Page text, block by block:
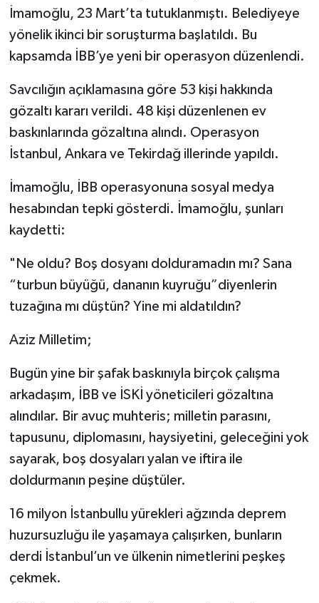
İmamoğlu, 23 Mart’ta tutuklanmıştı. Belediyeye
yönelik ikinci bir soruşturma başlatıldı. Bu
kapsamda İBB’ye yeni bir operasyon düzenlendi.
Savcılığın açıklamasına göre 53 kişi hakkında
gözaltı kararı verildi. 48 kişi düzenlenen ev
baskınlarında gözaltına alındı. Operasyon
İstanbul, Ankara ve Tekirdağ illerinde yapıldı.
İmamoğlu, İBB operasyonuna sosyal medya
hesabından tepki gösterdi. İmamoğlu, şunları
kaydetti:
"Ne oldu? Boş dosyanı dolduramadın mı? Sana
“turbun büyüğü, dananın kuyruğu”diyenlerin
tuzağına mı düştün? Yine mi aldatıldın?
Aziz Milletim;
Bugün yine bir şafak baskınıyla birçok çalışma
arkadaşım, İBB ve İSKİ yöneticileri gözaltına
alındılar. Bir avuç muhteris; milletin parasını,
tapusunu, diplomasını, haysiyetini, geleceğini yok
sayarak, boş dosyaları yalan ve iftira ile
doldurmanın peşine düştüler.
16 milyon İstanbullu yürekleri ağzında deprem
huzursuzluğu ile yaşamaya çalışırken, bunların
derdi İstanbul’un ve ülkenin nimetlerini peşkeş
çekmek.